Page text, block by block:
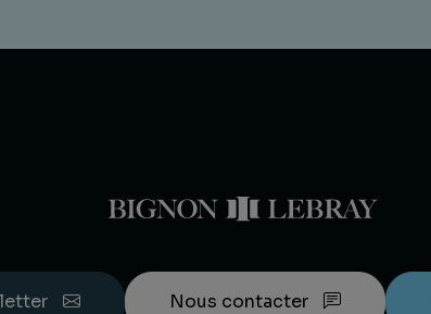
Nous contacter